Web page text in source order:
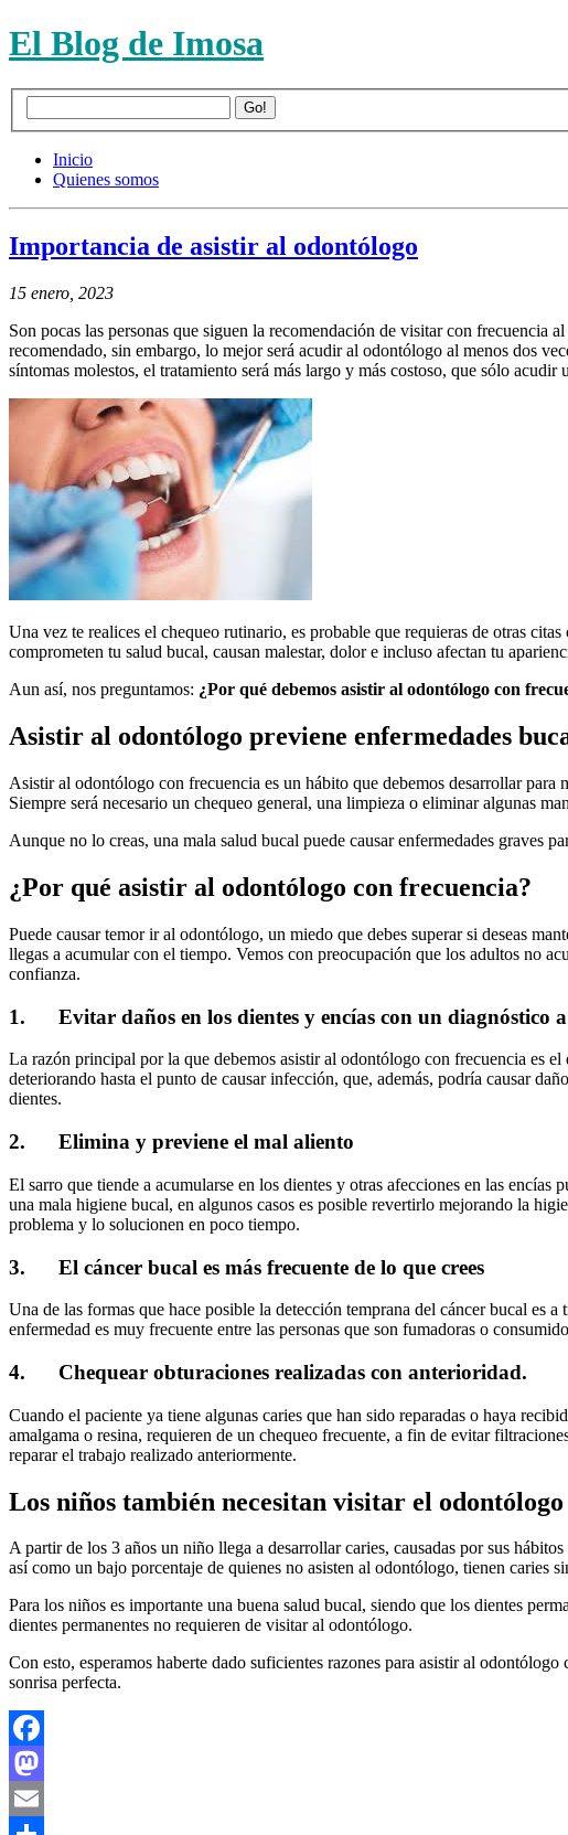
El Blog de Imosa
Inicio
Quienes somos
Importancia de asistir al odontólogo
15 enero, 2023
Son pocas las personas que siguen la recomendación de visitar con frecuencia
recomendado, sin embargo, lo mejor será acudir al odontólogo al menos dos
síntomas molestos, el tratamiento será más largo y más costoso, que sólo acudir
Una vez te realices el chequeo rutinario, es probable que requieras de otras
comprometen tu salud bucal, causan malestar, dolor e incluso afectan tu
Aun así, nos preguntamos: ¿Por qué debemos asistir al odontólogo con
Asistir al odontólogo previene enfermedades
Asistir al odontólogo con frecuencia es un hábito que debemos desarrollar
Siempre será necesario un chequeo general, una limpieza o eliminar algunas
Aunque no lo creas, una mala salud bucal puede causar enfermedades graves
¿Por qué asistir al odontólogo con frecuencia?
Puede causar temor ir al odontólogo, un miedo que debes superar si deseas
llegas a acumular con el tiempo. Vemos con preocupación que los adultos no
confianza.
1. Evitar daños en los dientes y encías con un diagnóstico
La razón principal por la que debemos asistir al odontólogo con frecuencia es
deteriorando hasta el punto de causar infección, que, además, podría causar
dientes.
2. Elimina y previene el mal aliento
El sarro que tiende a acumularse en los dientes y otras afecciones en las
una mala higiene bucal, en algunos casos es posible revertirlo mejorando la
problema y lo solucionen en poco tiempo.
3. El cáncer bucal es más frecuente de lo que crees
Una de las formas que hace posible la detección temprana del cáncer bucal es
enfermedad es muy frecuente entre las personas que son fumadoras o
4. Chequear obturaciones realizadas con anterioridad.
Cuando el paciente ya tiene algunas caries que han sido reparadas o haya
amalgama o resina, requieren de un chequeo frecuente, a fin de evitar
reparar el trabajo realizado anteriormente.
Los niños también necesitan visitar el odontólogo
A partir de los 3 años un niño llega a desarrollar caries, causadas por sus
así como un bajo porcentaje de quienes no asisten al odontólogo, tienen caries
Para los niños es importante una buena salud bucal, siendo que los dientes
dientes permanentes no requieren de visitar al odontólogo.
Con esto, esperamos haberte dado suficientes razones para asistir al
sonrisa perfecta.
Facebook
Mastodon